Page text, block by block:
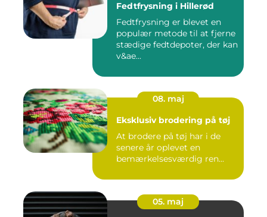
Fedtfrysning i Hillerød
Fedtfrysning er blevet en
populær metode til at fjerne
stædige fedtdepoter, der kan
v&ae...
08. maj
Eksklusiv brodering på tøj
At brodere på tøj har i de
senere år oplevet en
bemærkelsesværdig ren...
05. maj